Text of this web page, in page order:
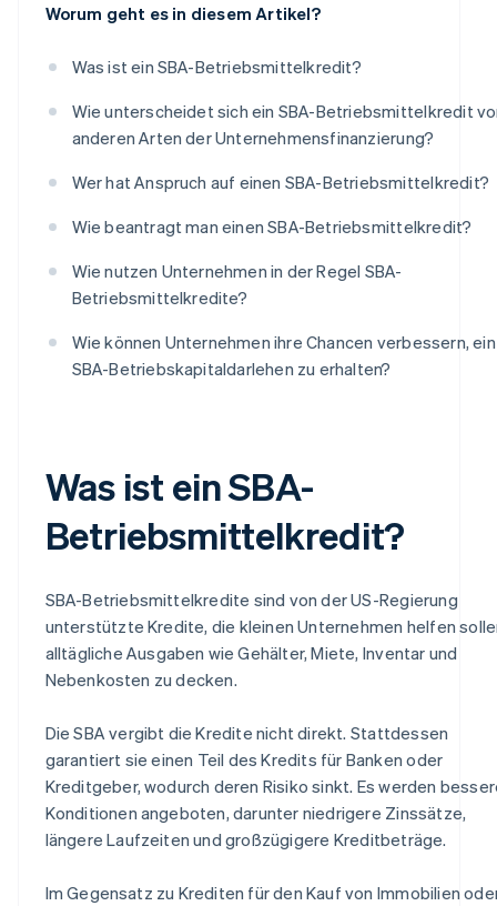
Worum geht es in diesem Artikel?
Was ist ein SBA-Betriebsmittelkredit?
Wie unterscheidet sich ein SBA-Betriebsmittelkredit
anderen Arten der Unternehmensfinanzierung?
Wer hat Anspruch auf einen SBA-Betriebsmittelkredit?
Wie beantragt man einen SBA-Betriebsmittelkredit?
Wie nutzen Unternehmen in der Regel SBA-
Betriebsmittelkredite?
Wie können Unternehmen ihre Chancen verbessern, ein
SBA-Betriebskapitaldarlehen zu erhalten?
Was ist ein SBA-
Betriebsmittelkredit?
SBA-Betriebsmittelkredite sind von der US-Regierung
unterstützte Kredite, die kleinen Unternehmen helfen
alltägliche Ausgaben wie Gehälter, Miete, Inventar und
Nebenkosten zu decken.
Die SBA vergibt die Kredite nicht direkt. Stattdessen
garantiert sie einen Teil des Kredits für Banken oder
Kreditgeber, wodurch deren Risiko sinkt. Es werden
Konditionen angeboten, darunter niedrigere Zinssätze,
längere Laufzeiten und großzügigere Kreditbeträge.
Im Gegensatz zu Krediten für den Kauf von Immobilien